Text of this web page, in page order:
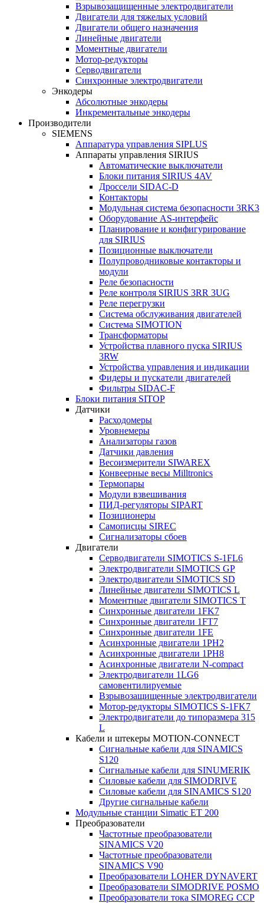
Взрывозащищенные электродвигатели
Двигатели для тяжелых условий
Двигатели общего назначения
Линейные двигатели
Моментные двигатели
Мотор-редукторы
Серводвигатели
Синхронные электродвигатели
Энкодеры
Абсолютные энкодеры
Инкрементальные энкодеры
Производители
SIEMENS
Аппаратура управления SIPLUS
Аппараты управления SIRIUS
Автоматические выключатели
Блоки питания SIRIUS 4AV
Дроссели SIDAC-D
Контакторы
Модульная система безопасности 3RK3
Оборудование AS-интерфейс
Планирование и конфигурирование
для SIRIUS
Позиционные выключатели
Полупроводниковые контакторы и
модули
Реле безопасности
Реле контроля SIRIUS 3RR 3UG
Реле перегрузки
Сиcтема обслуживания двигателей
Система SIMOTION
Трансформаторы
Устройства плавного пуска SIRIUS
3RW
Устройства управления и индикации
Фидеры и пускатели двигателей
Фильтры SIDAC-F
Блоки питания SITOP
Датчики
Расходомеры
Уровнемеры
Анализаторы газов
Датчики давления
Весоизмерители SIWAREX
Конвеерные весы Milltronics
Термопары
Модули взвешивания
ПИД-регуляторы SIPART
Позиционеры
Самописцы SIREC
Сигнализаторы сбоев
Двигатели
Серводвигатели SIMOTICS S-1FL6
Электродвигатели SIMOTICS GP
Электродвигатели SIMOTICS SD
Линейные двигатели SIMOTICS L
Моментные двигатели SIMOTICS T
Синхронные двигатели 1FK7
Синхронные двигатели 1FT7
Синхронные двигатели 1FE
Асинхронные двигатели 1PH2
Асинхронные двигатели 1PH8
Асинхронные двигатели N-compact
Электродвигатели 1LG6
cамовентилируемые
Взрывозащищенные электродвигатели
Мотор-редукторы SIMOTICS S-1FK7
Электродвигатели до типоразмера 315
L
Кабели и штекеры MOTION-CONNECT
Сигнальные кабели для SINAMICS
S120
Сигнальные кабели для SINUMERIK
Силовые кабели для SIMODRIVE
Силовые кабели для SINAMICS S120
Другие сигнальные кабели
Модульные станции Simatic ET 200
Преобразователи
Частотные преобразователи
SINAMICS V20
Частотные преобразователи
SINAMICS V90
Преобразователи LOHER DYNAVERT
Преобразователи SIMODRIVE POSMO
Преобразователи тока SIMOREG CCP